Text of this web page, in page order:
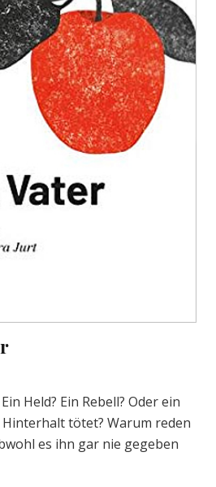
Held? Ein Rebell? Oder ein
tötet? Warum reden
es ihn gar nie gegeben